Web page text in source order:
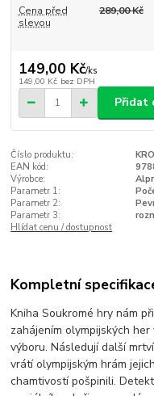
Cena před
slevou
289,00 Kč
149,00 Kč/ks
149,00 Kč bez DPH
Přidat
Číslo produktu:
EAN kód:
Výrobce:
Parametr 1:
Parametr 2:
Parametr 3:
Hlídat cenu / dostupnost
Kompletní
Kniha Soukromé hry nám
zahájením olympijských
výboru. Následují další
vrátí olympijským hrám
chamtivostí pošpinili.